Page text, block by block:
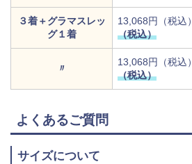
３着＋グラマスレッ
グ１着
13,068円（税込）
（税込）
〃
13,068円（税込）
（税込）
よくあるご質問
サイズについて